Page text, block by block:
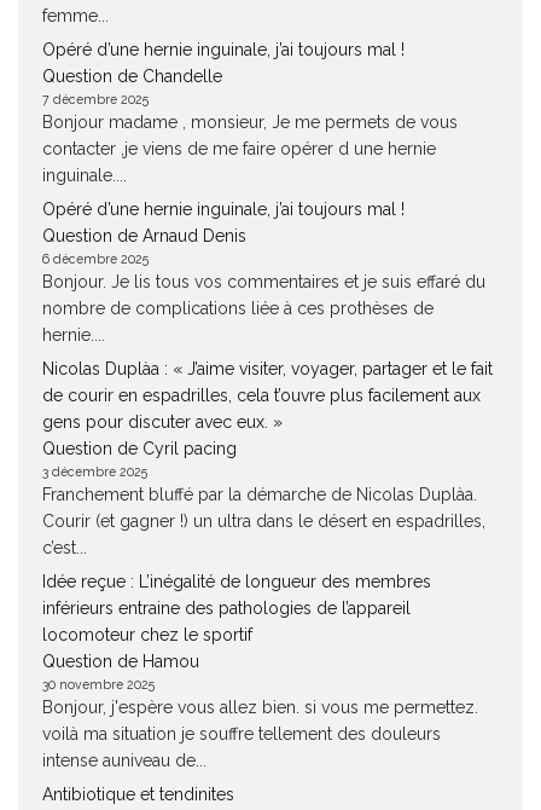
femme...
Opéré d’une hernie inguinale, j’ai toujours mal !
Question de Chandelle
7 décembre 2025
Bonjour madame , monsieur, Je me permets de vous
contacter ,je viens de me faire opérer d une hernie
inguinale....
Opéré d’une hernie inguinale, j’ai toujours mal !
Question de Arnaud Denis
6 décembre 2025
Bonjour. Je lis tous vos commentaires et je suis effaré du
nombre de complications liée à ces prothèses de
hernie....
Nicolas Duplàa : « J’aime visiter, voyager, partager et le fait
de courir en espadrilles, cela t’ouvre plus facilement aux
gens pour discuter avec eux. »
Question de Cyril pacing
3 décembre 2025
Franchement bluffé par la démarche de Nicolas Duplàa.
Courir (et gagner !) un ultra dans le désert en espadrilles,
c’est...
Idée reçue : L’inégalité de longueur des membres
inférieurs entraine des pathologies de l’appareil
locomoteur chez le sportif
Question de Hamou
30 novembre 2025
Bonjour, j'espère vous allez bien. si vous me permettez.
voilà ma situation je souffre tellement des douleurs
intense auniveau de...
Antibiotique et tendinites